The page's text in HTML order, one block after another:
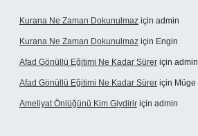
Kurana Ne Zaman Dokunulmaz için admin
Kurana Ne Zaman Dokunulmaz için Engin
Afad Gönüllü Eğitimi Ne Kadar Sürer için admin
Afad Gönüllü Eğitimi Ne Kadar Sürer için Müge
Ameliyat Önlüğünü Kim Giydirir için admin